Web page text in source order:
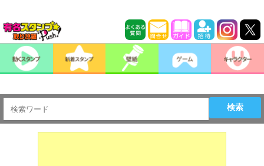
検索